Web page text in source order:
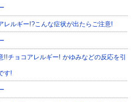
レルギー!?こんな症状が出たらご注意!
!!チョコアレルギー! かゆみなどの反応を引
す!